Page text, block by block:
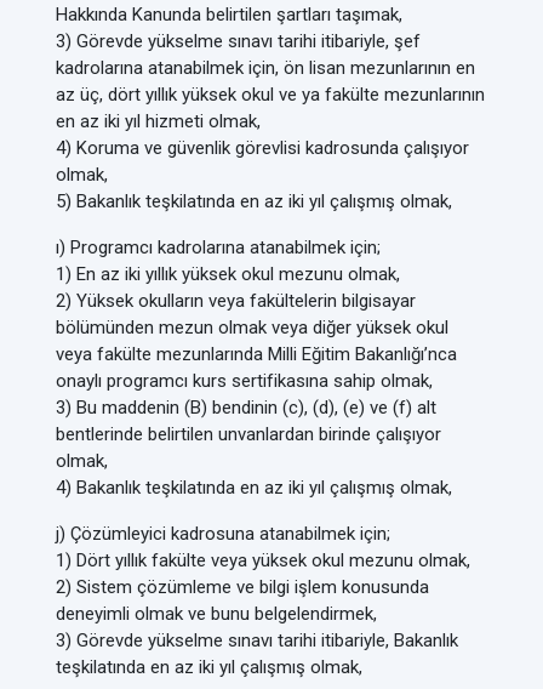
Hakkında Kanunda belirtilen şartları taşımak,
3) Görevde yükselme sınavı tarihi itibariyle, şef
kadrolarına atanabilmek için, ön lisan mezunlarının en
az üç, dört yıllık yüksek okul ve ya fakülte mezunlarının
en az iki yıl hizmeti olmak,
4) Koruma ve güvenlik görevlisi kadrosunda çalışıyor
olmak,
5) Bakanlık teşkilatında en az iki yıl çalışmış olmak,
ı) Programcı kadrolarına atanabilmek için;
1) En az iki yıllık yüksek okul mezunu olmak,
2) Yüksek okulların veya fakültelerin bilgisayar
bölümünden mezun olmak veya diğer yüksek okul
veya fakülte mezunlarında Milli Eğitim Bakanlığı’nca
onaylı programcı kurs sertifikasına sahip olmak,
3) Bu maddenin (B) bendinin (c), (d), (e) ve (f) alt
bentlerinde belirtilen unvanlardan birinde çalışıyor
olmak,
4) Bakanlık teşkilatında en az iki yıl çalışmış olmak,
j) Çözümleyici kadrosuna atanabilmek için;
1) Dört yıllık fakülte veya yüksek okul mezunu olmak,
2) Sistem çözümleme ve bilgi işlem konusunda
deneyimli olmak ve bunu belgelendirmek,
3) Görevde yükselme sınavı tarihi itibariyle, Bakanlık
teşkilatında en az iki yıl çalışmış olmak,